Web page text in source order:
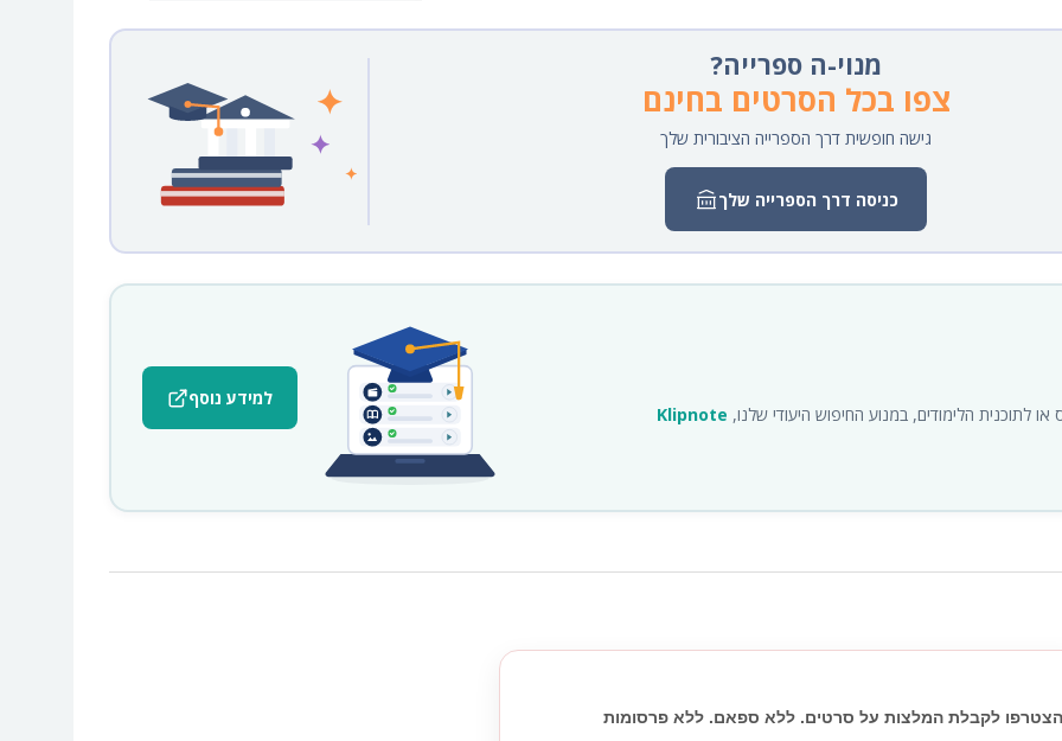
מנוי-ה ספרייה?
צפו בכל הסרטים בחינם
גישה חופשית דרך הספרייה הציבורית שלך
כניסה דרך הספרייה שלך
לתוכנית הלימודים, במנוע החיפוש היעודי שלנו, Klipnote
למידע נוסף
הצטרפו לקבלת המלצות על סרטים. ללא ספאם. ללא פרסומות